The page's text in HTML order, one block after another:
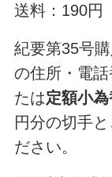
送料：190円
紀要第35号
の住所・電話
たは定額小
円分の切手
ださい。